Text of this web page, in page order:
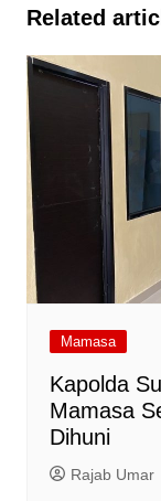
Related
Mamasa
Kapolda
Mamasa
Dihuni
Rajab Umar